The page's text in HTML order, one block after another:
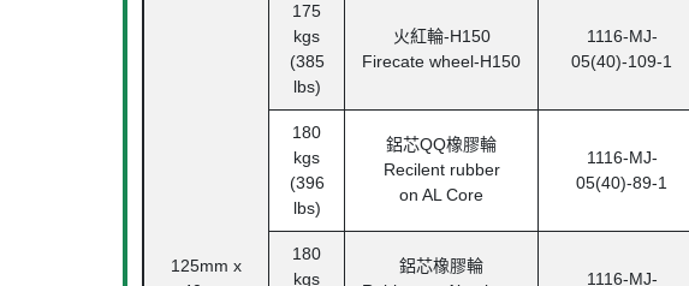
125mm x
175
kgs
(385
lbs)
火紅輪-H150
Firecate wheel-H150
1116-MJ-
05(40)-109-1
180
kgs
(396
lbs)
鋁芯QQ橡膠輪
Recilent rubber
on AL Core
1116-MJ-
05(40)-89-1
180
kgs
鋁芯橡膠輪
1116-MJ-